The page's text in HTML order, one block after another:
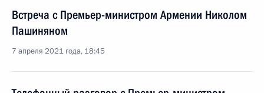
Встреча с Премьер-министром Армении Николом
Пашиняном
7 апреля 2021 года, 18:45